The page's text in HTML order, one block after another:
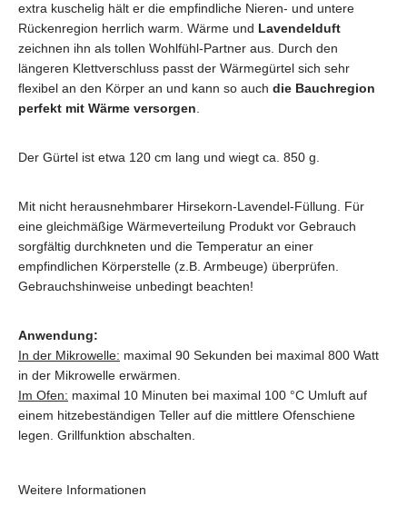
extra kuschelig hält er die empfindliche Nieren- und untere
Rückenregion herrlich warm. Wärme und Lavendelduft
zeichnen ihn als tollen Wohlfühl-Partner aus. Durch den
längeren Klettverschluss passt der Wärmegürtel sich sehr
flexibel an den Körper an und kann so auch die Bauchregion
perfekt mit Wärme versorgen.
Der Gürtel ist etwa 120 cm lang und wiegt ca. 850 g.
Mit nicht herausnehmbarer Hirsekorn-Lavendel-Füllung. Für
eine gleichmäßige Wärmeverteilung Produkt vor Gebrauch
sorgfältig durchkneten und die Temperatur an einer
empfindlichen Körperstelle (z.B. Armbeuge) überprüfen.
Gebrauchshinweise unbedingt beachten!
Anwendung:
In der Mikrowelle: maximal 90 Sekunden bei maximal 800 Watt
in der Mikrowelle erwärmen.
Im Ofen: maximal 10 Minuten bei maximal 100 °C Umluft auf
einem hitzebeständigen Teller auf die mittlere Ofenschiene
legen. Grillfunktion abschalten.
Weitere Informationen